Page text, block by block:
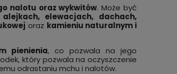
nalotu oraz wykwitów. Może być
elewacjach, dachach,
oraz kamieniu naturalnym i
pienienia, co pozwala na jego
który pozwala na oczyszczenie
odrastaniu mchu i nalotów.